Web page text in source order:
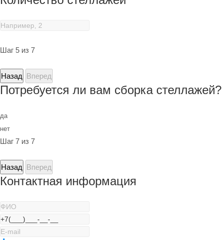
Шаг 5 из 7
Назад Вперед
Потребуется ли вам сборка стеллажей?
да
нет
Шаг 7 из 7
Назад Вперед
Контактная информация